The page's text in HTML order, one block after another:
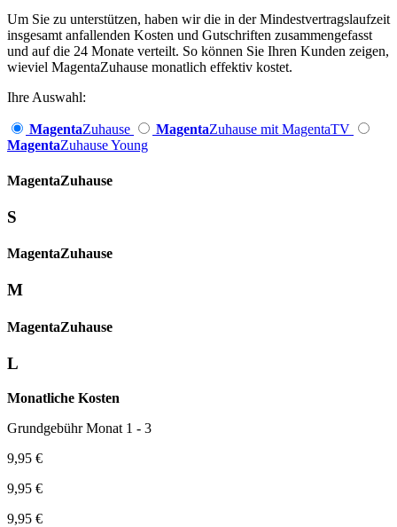
Um Sie zu unterstützen, haben wir die in der Mindestvertragslaufzeit
insgesamt anfallenden Kosten und Gutschriften zusammengefasst
und auf die 24 Monate verteilt. So können Sie Ihren Kunden zeigen,
wieviel MagentaZuhause monatlich effektiv kostet.
Ihre Auswahl:
MagentaZuhause MagentaZuhause mit MagentaTV
MagentaZuhause Young
Magenta­Zuhause
S
Magenta­Zuhause
M
Magenta­Zuhause
L
Monatliche Kosten
Grundgebühr Monat 1 - 3
9,95 €
9,95 €
9,95 €